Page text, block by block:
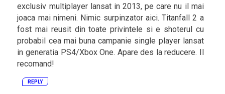
exclusiv multiplayer lansat in 2013, pe care nu il mai
joaca mai nimeni. Nimic surpinzator aici. Titanfall 2 a
fost mai reusit din toate privintele si e shoterul cu
probabil cea mai buna campanie single player lansat
in generatia PS4/Xbox One. Apare des la reducere. Il
recomand!
REPLY